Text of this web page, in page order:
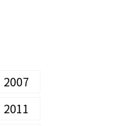
2007
2011